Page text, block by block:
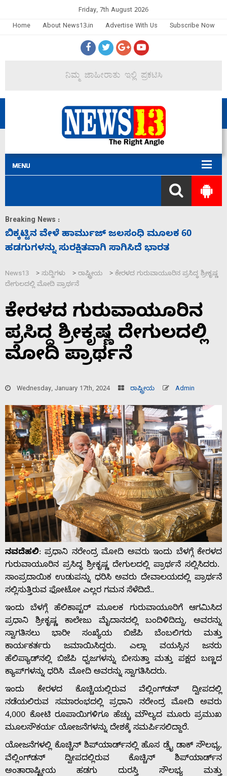
Friday, 7th August 2026
Home
About News13.in Advertise With Us Subscribe Now
Breaking News :
ನಾಗೇಂದ್ರ ರಾಜೀನಾಮೆ ಕೊಡದಿದ್ದರೆ ಸದನ ನಡೆಸಲು
ಬಿಡೆವು: ಛಲವಾದಿ ನಾರಾಯಣಸ್ವಾಮಿ
Home
News13 > ಸುದ್ದಿಗಳು > ರಾಷ್ಟ್ರೀಯ > ಕೇರಳದ ಗುರುವಾಯೂರಿನ ಪ್ರಸಿದ್ಧ ಶ್ರೀಕೃಷ್ಣ
ದೇಗುಲದಲ್ಲಿ ಮೋದಿ ಪ್ರಾರ್ಥನೆ
ಕೇರಳದ ಗುರುವಾಯೂರಿನ
ಪ್ರಸಿದ್ಧ ಶ್ರೀಕೃಷ್ಣ ದೇಗುಲದಲ್ಲಿ
ಮೋದಿ ಪ್ರಾರ್ಥನೆ
Wednesday, January 17th, 2024 ರಾಷ್ಟ್ರೀಯ Admin
ನವದೆಹಲಿ: ಪ್ರಧಾನಿ ನರೇಂದ್ರ ಮೋದಿ ಅವರು ಇಂದು ಬೆಳಗ್ಗೆ ಕೇರಳದ
ಗುರುವಾಯೂರಿನ ಪ್ರಸಿದ್ಧ ಶ್ರೀಕೃಷ್ಣ ದೇಗುಲದಲ್ಲಿ ಪ್ರಾರ್ಥನೆ ಸಲ್ಲಿಸಿದರು.
ಸಾಂಪ್ರದಾಯಿಕ ಉಡುಪನ್ನು ಧರಿಸಿ ಅವರು ದೇವಾಲಯದಲ್ಲಿ ಪ್ರಾರ್ಥನೆ
ಸಲ್ಲಿಸುತ್ತಿರುವ ಫೋಟೋ ಎಲ್ಲರ ಗಮನ ಸೆಳೆದಿದೆ..
ಇಂದು ಬೆಳಗ್ಗೆ ಹೆಲಿಕಾಪ್ಟರ್ ಮೂಲಕ ಗುರುವಾಯೂರಿಗೆ ಆಗಮಿಸಿದ
ಪ್ರಧಾನಿ ಶ್ರೀಕೃಷ್ಣ ಕಾಲೇಜು ಮೈದಾನದಲ್ಲಿ ಬಂದಿಳಿದಿದ್ದು, ಅವರನ್ನು
ಸ್ವಾಗತಿಸಲು ಭಾರೀ ಸಂಖ್ಯೆಯ ಬಿಜೆಪಿ ಬೆಂಬಲಿಗರು ಮತ್ತು
ಕಾರ್ಯಕರ್ತರು ಜಮಾಯಿಸಿದ್ದರು. ಎಲ್ಲಾ ವಯಸ್ಸಿನ ಜನರು
ಹೆಲಿಪ್ಯಾಡ್‌ನಲ್ಲಿ ಬಿಜೆಪಿ ಧ್ವಜಗಳನ್ನು ಬೀಸುತ್ತಾ ಮತ್ತು ಪಕ್ಷದ ಬಣ್ಣದ
ಕ್ಯಾಪ್‌ಗಳನ್ನು ಧರಿಸಿ ಮೋದಿ ಅವರನ್ನು ಸ್ವಾಗತಿಸಿದರು.
ಇಂದು ಕೇರಳದ ಕೊಚ್ಚಿಯಲ್ಲಿರುವ ವೆಲ್ಲಿಂಗ್‌ಡನ್ ದ್ವೀಪದಲ್ಲಿ
ನಡೆಯಲಿರುವ ಸಮಾರಂಭದಲ್ಲಿ ಪ್ರಧಾನಿ ನರೇಂದ್ರ ಮೋದಿ ಅವರು
4,000 ಕೋಟಿ ರೂಪಾಯಿಗಳಿಗೂ ಹೆಚ್ಚು ಮೌಲ್ಯದ ಮೂರು ಪ್ರಮುಖ
ಮೂಲಸೌಕರ್ಯ ಯೋಜನೆಗಳನ್ನು ದೇಶಕ್ಕೆ ಸಮರ್ಪಿಸಲಿದ್ದಾರೆ.
ಯೋಜನೆಗಳಲ್ಲಿ ಕೊಚ್ಚಿನ್ ಶಿಪ್‌ಯಾರ್ಡ್‌ನಲ್ಲಿ ಹೊಸ ಡ್ರೈ ಡಾಕ್ ಸೌಲಭ್ಯ,
ವೆಲ್ಲಿಂಗ್‌ಡನ್ ದ್ವೀಪದಲ್ಲಿರುವ ಕೊಚ್ಚಿನ್ ಶಿಪ್‌ಯಾರ್ಡ್‌ನ
ಅಂತಾರಾಷ್ಟ್ರೀಯ ಹಡಗು ದುರಸ್ತಿ ಸೌಲಭ್ಯ ಮತ್ತು